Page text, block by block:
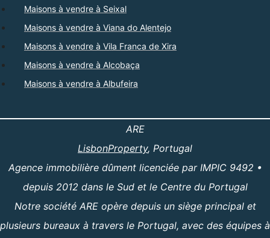
Maisons à vendre à Seixal
Maisons à vendre à Viana do Alentejo
Maisons à vendre à Vila Franca de Xira
Maisons à vendre à Alcobaça
Maisons à vendre à Albufeira
ARE
LisbonProperty, Portugal
Agence immobilière dûment licenciée par IMPIC 9492 •
depuis 2012 dans le Sud et le Centre du Portugal
Notre société ARE opère depuis un siège principal et
plusieurs bureaux à travers le Portugal, avec des équipes à